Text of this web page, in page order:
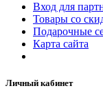
Вход для
Товары со
Подарочные
Карта сайта
Личный кабинет